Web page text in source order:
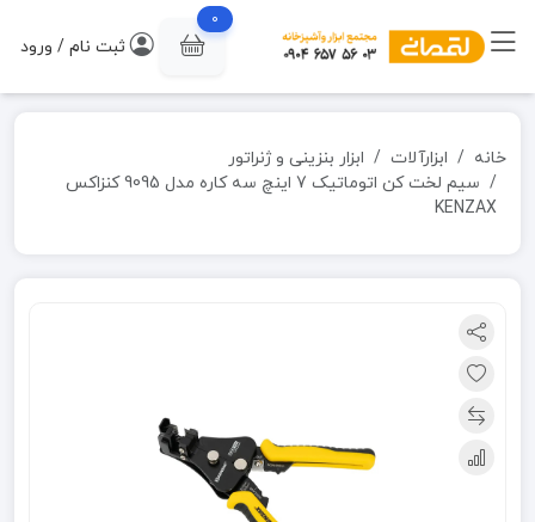
0
ثبت نام / ورود
خانه ابزارآلات
ابزار بنزینی و ژنراتور
سیم لخت کن اتوماتیک 7 اینچ سه کاره مدل 9095 کنزاکس
KENZAX